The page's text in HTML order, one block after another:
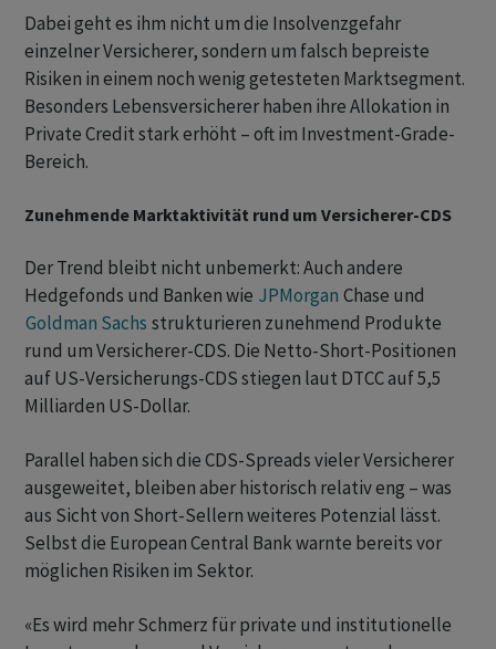
Dabei geht es ihm nicht um die Insolvenzgefahr
einzelner Versicherer, sondern um falsch bepreiste
Risiken in einem noch wenig getesteten Marktsegment.
Besonders Lebensversicherer haben ihre Allokation in
Private Credit stark erhöht – oft im Investment-Grade-
Bereich.
Zunehmende Marktaktivität rund um Versicherer-CDS
Der Trend bleibt nicht unbemerkt: Auch andere
Hedgefonds und Banken wie JPMorgan Chase und
Goldman Sachs strukturieren zunehmend Produkte
rund um Versicherer-CDS. Die Netto-Short-Positionen
auf US-Versicherungs-CDS stiegen laut DTCC auf 5,5
Milliarden US-Dollar.
Parallel haben sich die CDS-Spreads vieler Versicherer
ausgeweitet, bleiben aber historisch relativ eng – was
aus Sicht von Short-Sellern weiteres Potenzial lässt.
Selbst die European Central Bank warnte bereits vor
möglichen Risiken im Sektor.
«Es wird mehr Schmerz für private und institutionelle